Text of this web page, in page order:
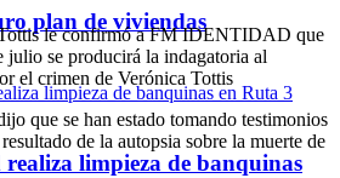
plan de viviendas
limpieza de banquinas
le confirmó a FM IDENTIDAD que
se producirá la indagatoria al
el crimen de Verónica Tottis
que se han estado tomando testimonios
de la autopsia sobre la muerte de